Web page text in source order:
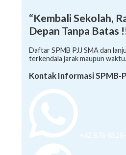
“Kembali Sekolah,
Depan Tanpa Batas
Daftar SPMB PJJ SMA dan
terkendala jarak maupun waktu.
Kontak Informasi SPMB-
+62 878-